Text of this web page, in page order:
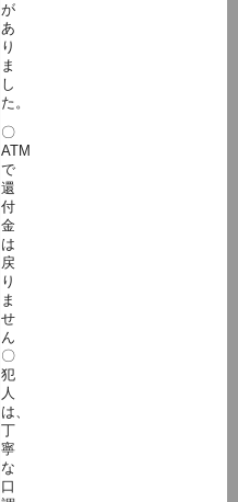
が
あ
り
ま
し
た。
〇
ATM
で
還
付
金
は
戻
り
ま
せ
ん
〇
犯
人
は、
丁
寧
な
口